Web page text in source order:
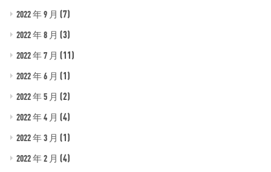
2022 年 9 月 (7)
2022 年 8 月 (3)
2022 年 7 月 (11)
2022 年 6 月 (1)
2022 年 5 月 (2)
2022 年 4 月 (4)
2022 年 3 月 (1)
2022 年 2 月 (4)